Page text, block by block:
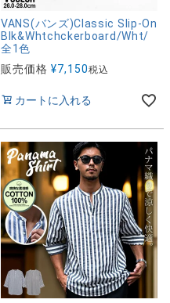
VANS(バンズ)Classic Slip-On
Blk&Whtchckerboard/Wht/
全1色
販売価格 ¥7,150税込
カートに入れる